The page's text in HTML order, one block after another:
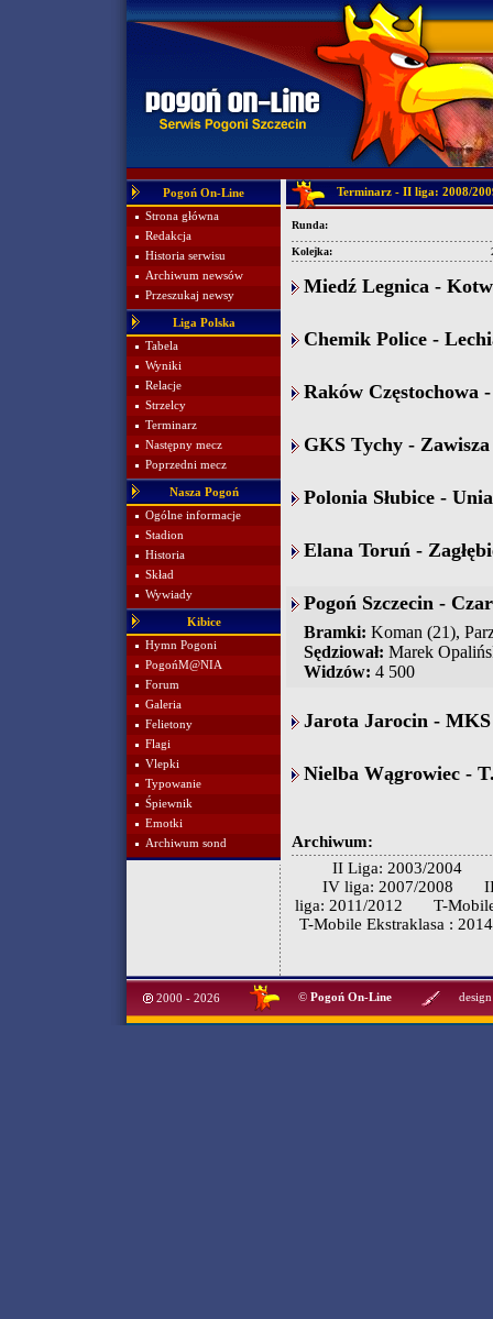
Pogoń On-Line
Strona główna
Redakcja
Historia serwisu
Archiwum newsów
Przeszukaj newsy
Liga Polska
Tabela
Wyniki
Relacje
Strzelcy
Terminarz
Następny mecz
Poprzedni mecz
Nasza Pogoń
Ogólne informacje
Stadion
Historia
Skład
Wywiady
Kibice
Hymn Pogoni
PogońM@NIA
Forum
Galeria
Felietony
Flagi
Vlepki
Typowanie
Śpiewnik
Emotki
Archiwum sond
Terminarz - II liga: 2008/
Runda:
Kolejka:
Miedź Legnica -
Chemik Police -
Raków Częstochowa
GKS Tychy -
Polonia Słubice -
Elana Toruń -
Pogoń Szczecin -
Bramki: Koman (21),
Sędziował: Marek
Widzów: 4 500
Jarota Jarocin -
Nielba Wągrowiec -
Archiwum:
II Liga: 2003/2004
IV liga: 2007/2008
liga: 2011/2012
T-
T-Mobile Ekstraklasa :
2000 - 2026 © Pogoń On-Line